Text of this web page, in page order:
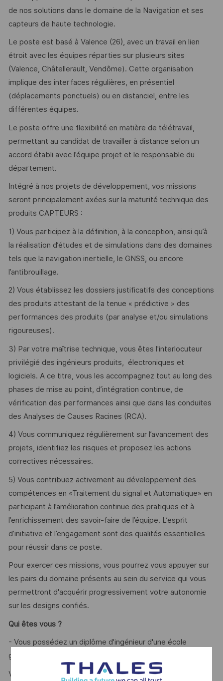
de nos solutions dans le domaine de la Navigation et ses
capteurs de haute technologie.
Le poste est basé à Valence (26), avec un travail en lien
étroit avec les équipes réparties sur plusieurs sites
(Valence, Châtellerault, Vendôme). Cette organisation
implique des interfaces régulières, en présentiel
(déplacements ponctuels) ou en distanciel, entre les
différentes équipes.
Le poste offre une flexibilité en matière de télétravail,
permettant au candidat de travailler à distance selon un
accord établi avec l’équipe projet et le responsable du
département.
Intégré à nos projets de développement, vos missions
seront principalement axées sur la maturité technique des
produits CAPTEURS :
1) Vous participez à la définition, à la conception, ainsi qu’à
la réalisation d’études et de simulations dans des domaines
tels que la navigation inertielle, le GNSS, ou encore
l’antibrouillage.
2) Vous établissez les dossiers justificatifs des conceptions
des produits attestant de la tenue « prédictive » des
performances des produits (par analyse et/ou simulations
rigoureuses).
3) Par votre maîtrise technique, vous êtes l'interlocuteur
privilégié des ingénieurs produits, électroniques et
logiciels. A ce titre, vous les accompagnez tout au long des
phases de mise au point, d’intégration continue, de
vérification des performances ainsi que dans les conduites
des Analyses de Causes Racines (RCA).
4) Vous communiquez régulièrement sur l’avancement des
projets, identifiez les risques et proposez les actions
correctives nécessaires.
5) Vous contribuez activement au développement des
compétences en «Traitement du signal et Automatique» en
participant à l’amélioration continue des pratiques et à
l’enrichissement des savoir-faire de l’équipe. L’esprit
d’initiative et l’engagement sont des qualités essentielles
pour réussir dans ce poste.
Pour exercer ces missions, vous pourrez vous appuyer sur
les pairs du domaine présents au sein du service qui vous
permettront d'acquérir progressivement votre autonomie
sur les designs confiés.
Qui êtes vous ?
- Vous possédez un diplôme d'ingénieur d'une école
généraliste et/ou aéronautique ?
Vous disposez d’une expérience préalable d'au moins 3 ans